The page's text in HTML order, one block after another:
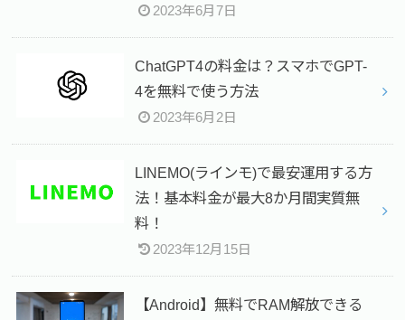
2023年6月7日
ChatGPT4の料金は？スマホでGPT-
4を無料で使う方法
2023年6月2日
LINEMO(ラインモ)で最安運用する方
法！基本料金が最大8か月間実質無
料！
2023年12月15日
【Android】無料でRAM解放できる